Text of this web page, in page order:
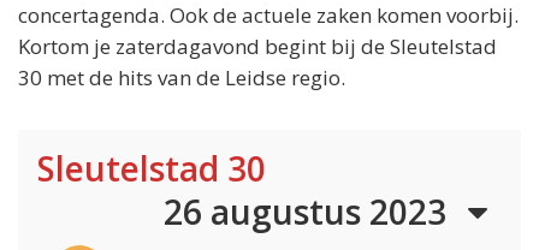
concertagenda. Ook de actuele zaken komen voorbij.
Kortom je zaterdagavond begint bij de Sleutelstad
30 met de hits van de Leidse regio.
Sleutelstad 30
26 augustus 2023